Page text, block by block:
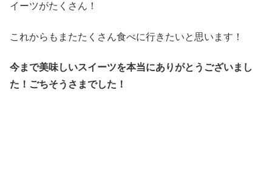
イーツがたくさん！
これからもまたたくさん食べに行きたいと思います！
今まで美味しいスイーツを本当にありがとうございまし
た！ごちそうさまでした！